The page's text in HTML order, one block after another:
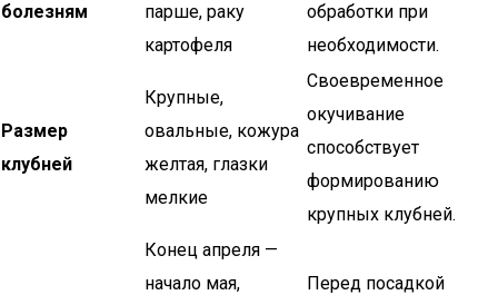
болезням
парше, раку
картофеля
обработки при
необходимости.
Размер
клубней
Крупные,
овальные, кожура
желтая, глазки
мелкие
Своевременное
окучивание
способствует
формированию
крупных клубней.
Конец апреля —
начало мая,
Перед посадкой